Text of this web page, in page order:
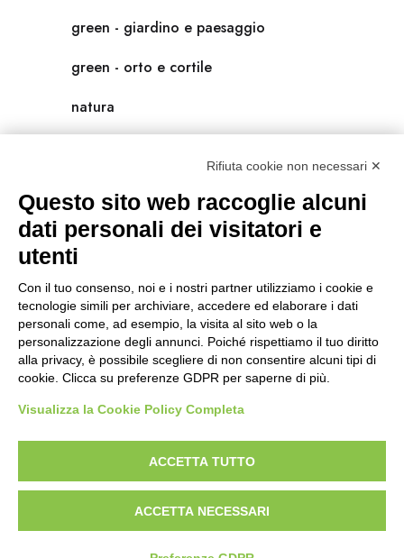
green - giardino e paesaggio
green - orto e cortile
natura
scienza
universolocale
viedellaseta
Designed With Love by:Digital Forge Verona
Chi siamo
Contatti Condizioni di vendita
Rights
Informativa Privacy e Cookies
Rifiuta cookie non necessari ✕
Questo sito web raccoglie alcuni
dati personali dei visitatori e
utenti
Con il tuo consenso, noi e i nostri partner utilizziamo i cookie e
tecnologie simili per archiviare, accedere ed elaborare i dati
personali come, ad esempio, la visita al sito web o la
personalizzazione degli annunci. Poiché rispettiamo il tuo diritto
alla privacy, è possibile scegliere di non consentire alcuni tipi di
cookie. Clicca su preferenze GDPR per saperne di più.
Visualizza la Cookie Policy Completa
ACCETTA TUTTO
ACCETTA NECESSARI